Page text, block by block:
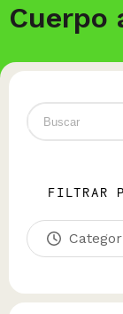
Cuerpo
FILTRAR